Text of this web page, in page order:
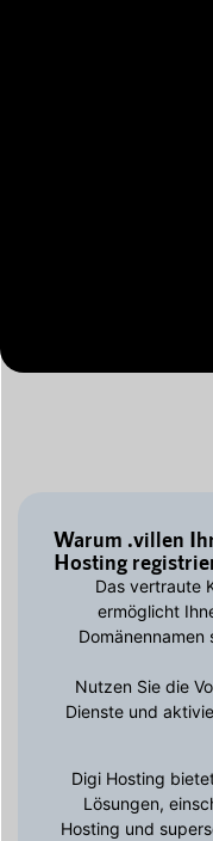
Warum .villen
Hosting
Das vertraute
ermöglicht
Domänennamen
Nutzen Sie die
Dienste und
Digi Hosting
Lösungen,
Hosting und